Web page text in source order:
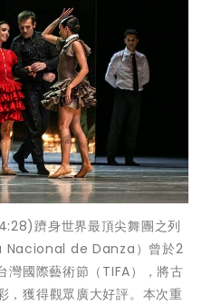
躋身世界最頂尖舞團之列
Nacional de Danza）曾於2
國際藝術節（TIFA），將古
，獲得觀眾廣大好評。本次重